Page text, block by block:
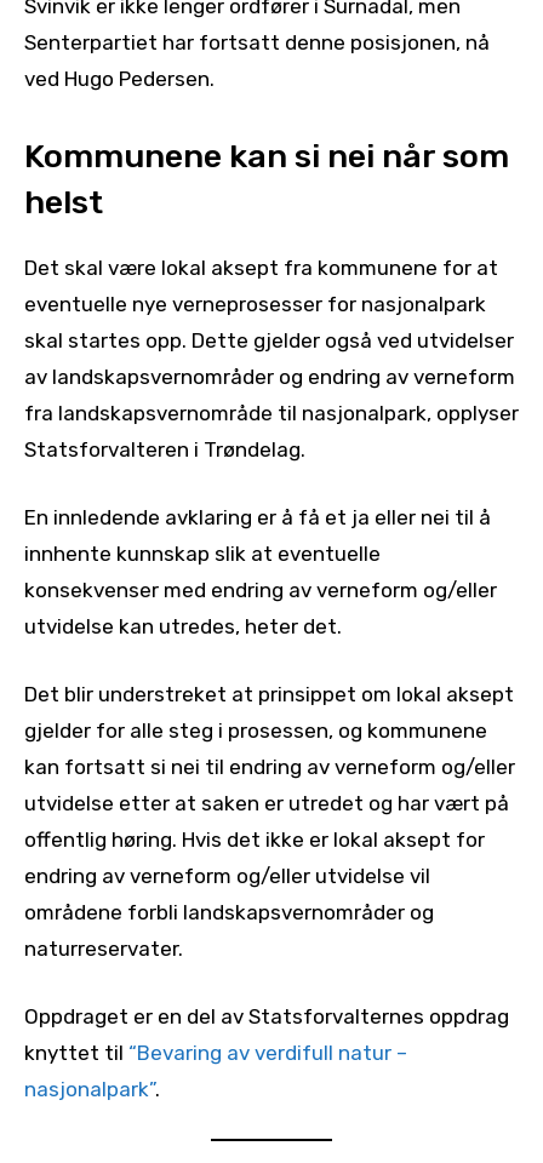
Svinvik er ikke lenger ordfører i Surnadal, men
Senterpartiet har fortsatt denne posisjonen, nå
ved Hugo Pedersen.
Kommunene kan si nei når som
helst
Det skal være lokal aksept fra kommunene for at
eventuelle nye verneprosesser for nasjonalpark
skal startes opp. Dette gjelder også ved utvidelser
av landskapsvernområder og endring av verneform
fra landskapsvernområde til nasjonalpark, opplyser
Statsforvalteren i Trøndelag.
En innledende avklaring er å få et ja eller nei til å
innhente kunnskap slik at eventuelle
konsekvenser med endring av verneform og/eller
utvidelse kan utredes, heter det.
Det blir understreket at prinsippet om lokal aksept
gjelder for alle steg i prosessen, og kommunene
kan fortsatt si nei til endring av verneform og/eller
utvidelse etter at saken er utredet og har vært på
offentlig høring. Hvis det ikke er lokal aksept for
endring av verneform og/eller utvidelse vil
områdene forbli landskapsvernområder og
naturreservater.
Oppdraget er en del av Statsforvalternes oppdrag
knyttet til “Bevaring av verdifull natur –
nasjonalpark”.